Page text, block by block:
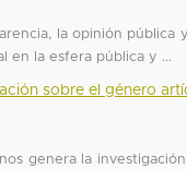
la opinión pública
en la esfera pública y ...
sobre el género
genera la